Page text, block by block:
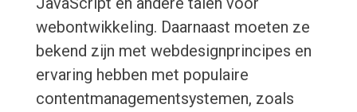
webontwikkeling. Daarnaast moeten ze
bekend zijn met webdesignprincipes en
ervaring hebben met populaire
contentmanagementsystemen, zoals